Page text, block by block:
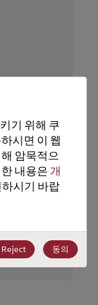
기 위해 쿠
시면 이 웹
암묵적으
내용은 개
시기 바랍
Reject 동의